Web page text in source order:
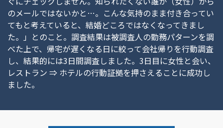
のメールではないかと…。こんな気持のまま付き合ってい
てもと考えていると、結婚どころではなくなってきまし
た。」とのこと。調査結果は被調査人の勤務パターンを調
べた上で、帰宅が遅くなる日に絞って会社帰りを行動調査
し、結果的には3日間調査しました。3日目に女性と会い、
レストラン ⇒ ホテルの行動証拠を押さえることに成功し
ました。